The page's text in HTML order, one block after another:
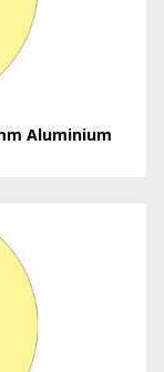
Aluminium